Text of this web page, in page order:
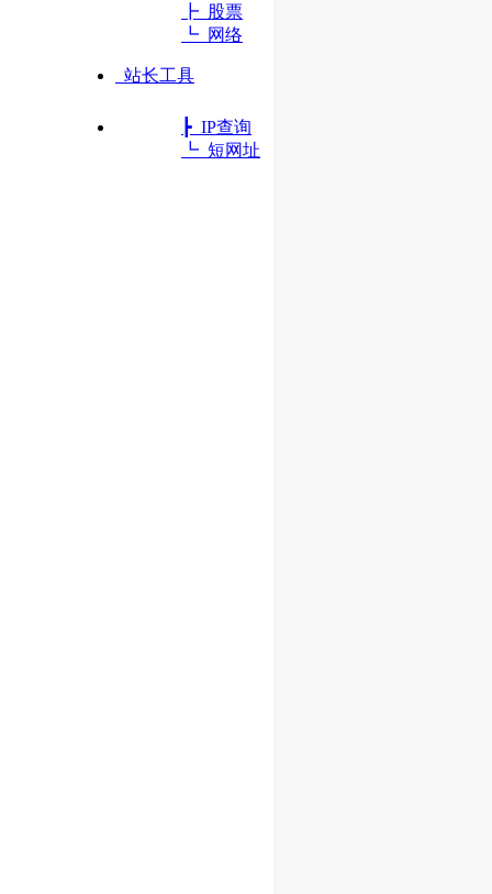
┣ 股票
┗ 网络
站长工具
┣ IP查询
┗ 短网址